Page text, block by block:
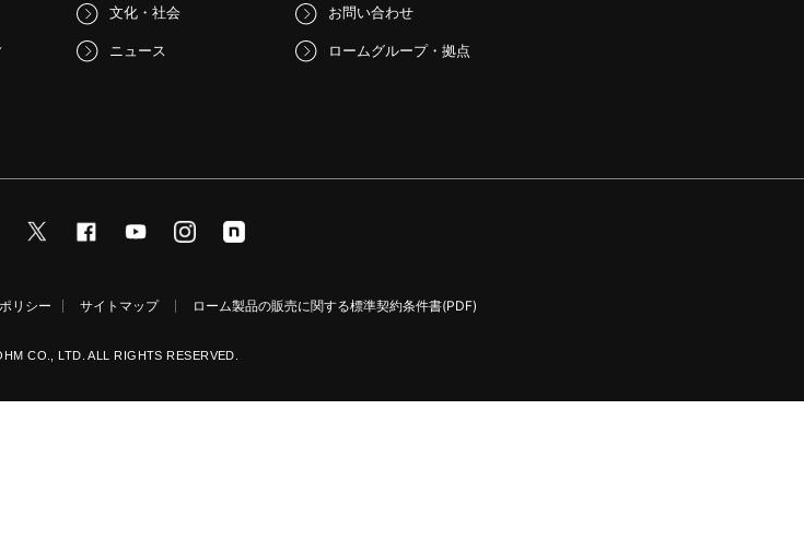
文化・社会
ニュース
お問い合わせ
ロームグループ・拠点
リシー サイトマップ ローム製品の販売に関する標準契約条件書(PDF)
CO., LTD. ALL RIGHTS RESERVED.